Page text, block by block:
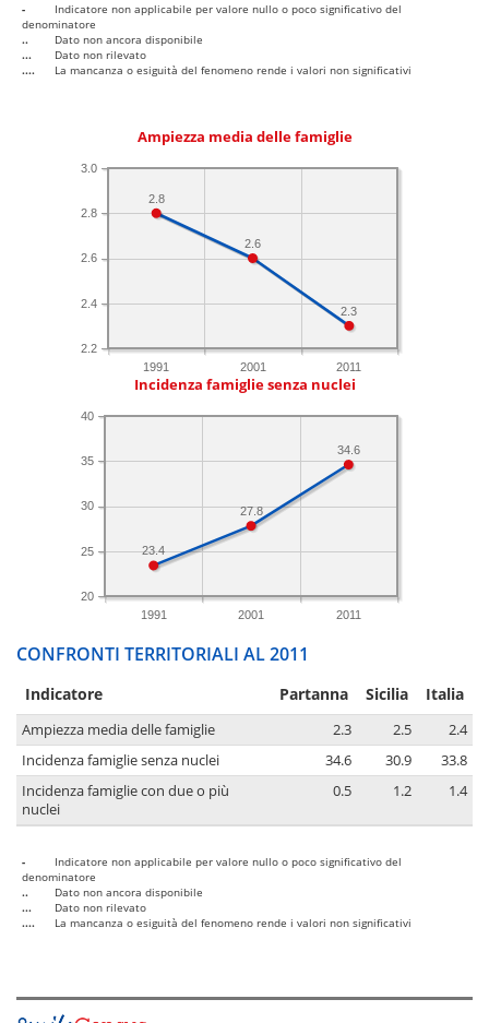
-
Indicatore non applicabile per valore nullo o poco significativo del
denominatore
..
Dato non ancora disponibile
...
Dato non rilevato
....
La mancanza o esiguità del fenomeno rende i valori non significativi
Ampiezza media delle famiglie
1991 2001 2011
2.2
2.4
2.6
2.8
3.0
2.3
2.6
2.8
Incidenza famiglie senza nuclei
1991 2001 2011
20
25
30
35
40
34.6
27.8
23.4
CONFRONTI TERRITORIALI AL 2011
Indicatore Partanna Sicilia Italia
Ampiezza media delle famiglie 2.3 2.5
2.4
Incidenza famiglie senza nuclei
34.6 30.9
33.8
Incidenza famiglie con due o più
nuclei
0.5 1.2 1.4
-
Indicatore non applicabile per valore nullo o poco significativo del
denominatore
..
Dato non ancora disponibile
...
Dato non rilevato
....
La mancanza o esiguità del fenomeno rende i valori non significativi